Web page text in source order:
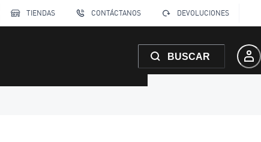
TIENDAS CONTÁCTANOS DEVOLUCIONES
BUSCAR